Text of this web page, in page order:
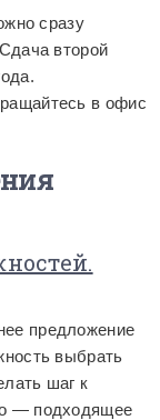
сразу
второй
в офис
предложение
выбрать
шаг к
— подходящее